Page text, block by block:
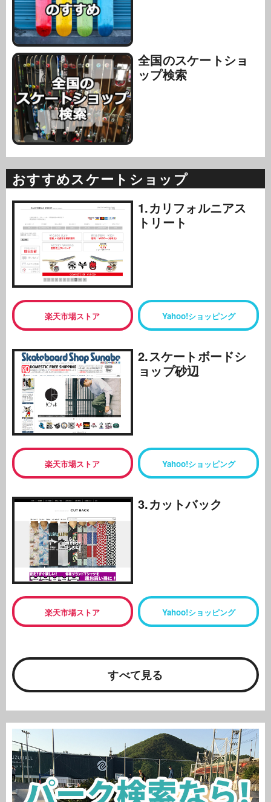
全国のスケートショ
ップ検索
おすすめスケートショップ
1.カリフォルニアス
トリート
楽天市場ストア Yahoo!ショッピング
2.スケートボードシ
ョップ砂辺
楽天市場ストア Yahoo!ショッピング
3.カットバック
楽天市場ストア Yahoo!ショッピング
すべて見る